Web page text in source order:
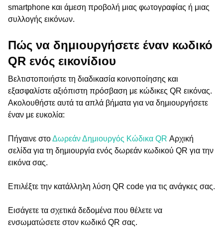
smartphone και άμεση προβολή μιας φωτογραφίας ή μιας
συλλογής εικόνων.
Πώς να δημιουργήσετε έναν κωδικό
QR ενός εικονίδιου
Βελτιστοποιήστε τη διαδικασία κοινοποίησης και
εξασφαλίστε αξιόπιστη πρόσβαση με κώδικες QR εικόνας.
Ακολουθήστε αυτά τα απλά βήματα για να δημιουργήσετε
έναν με ευκολία:
Πήγαινε στοΔωρεάν Δημιουργός Κώδικα QR Αρχική
σελίδα για τη δημιουργία ενός δωρεάν κωδικού QR για την
εικόνα σας.
Επιλέξτε την κατάλληλη λύση QR code για τις ανάγκες σας.
Εισάγετε τα σχετικά δεδομένα που θέλετε να
ενσωματώσετε στον κωδικό QR σας.